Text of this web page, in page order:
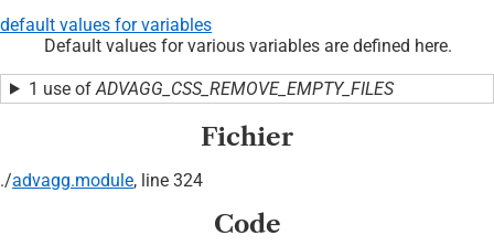
default values for variables
Default values for various variables are defined here.
1 use of ADVAGG_CSS_REMOVE_EMPTY_FILES
Fichier
./advagg.module, line 324
Code